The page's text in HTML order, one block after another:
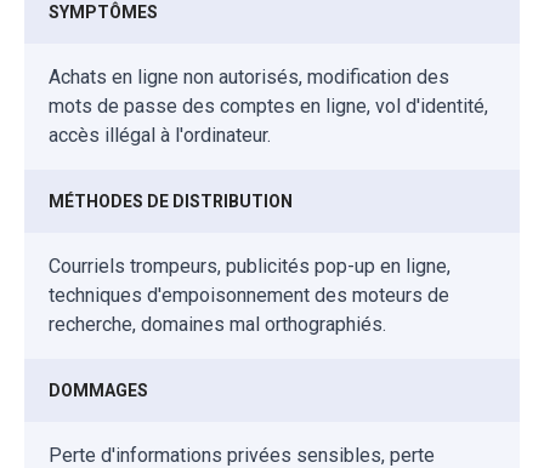
SYMPTÔMES
Achats en ligne non autorisés, modification des
mots de passe des comptes en ligne, vol d'identité,
accès illégal à l'ordinateur.
MÉTHODES DE DISTRIBUTION
Courriels trompeurs, publicités pop-up en ligne,
techniques d'empoisonnement des moteurs de
recherche, domaines mal orthographiés.
DOMMAGES
Perte d'informations privées sensibles, perte